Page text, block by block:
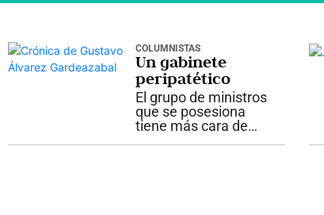
COLUMNISTAS
Un gabinete
peripatético
El grupo de ministros
que se posesiona
tiene más cara de